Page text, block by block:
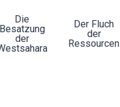
Die
Besatzung
der
Der Fluch
der
Ressourcen